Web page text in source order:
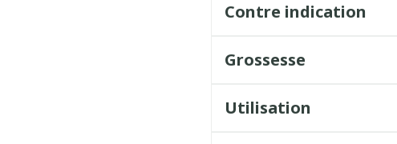
Contre indication
Grossesse
Utilisation